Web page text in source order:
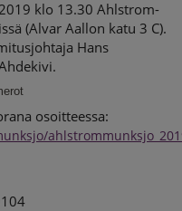
klo 13.30 Ahlstrom-
(Alvar Aallon katu 3 C).
Hans
osoitteessa: